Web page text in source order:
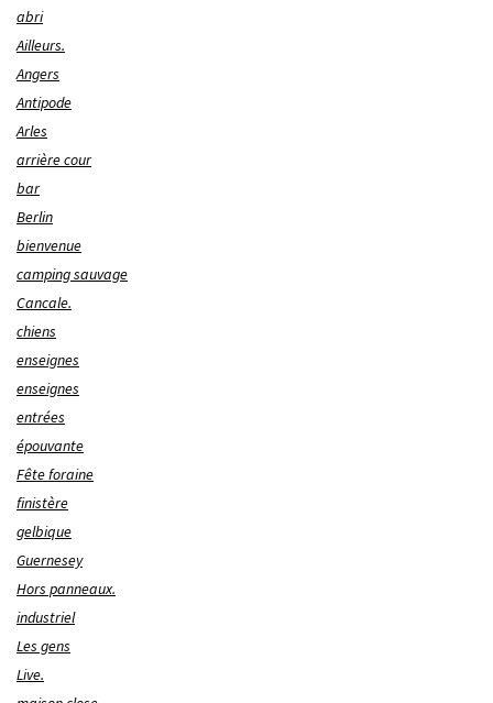
abri
Ailleurs.
Angers
Antipode
Arles
arrière cour
bar
Berlin
bienvenue
camping sauvage
Cancale.
chiens
enseignes
enseignes
entrées
épouvante
Fête foraine
finistère
gelbique
Guernesey
Hors panneaux.
industriel
Les gens
Live.